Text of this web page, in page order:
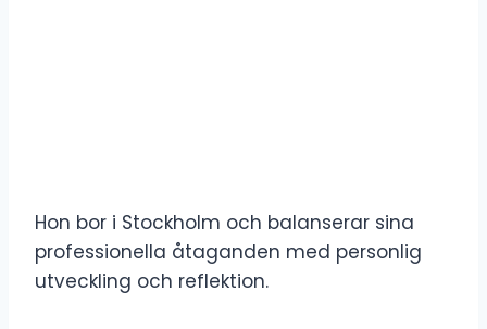
Hon bor i Stockholm och balanserar sina
professionella åtaganden med personlig
utveckling och reflektion.